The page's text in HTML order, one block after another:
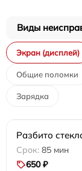
Виды
Экран (дисплей)
Общие поломки
Зарядка
Разбито
85 мин
650 ₽